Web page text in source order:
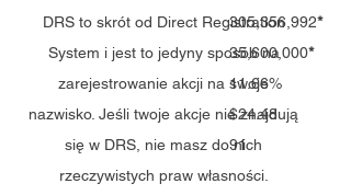
DRS to skrót od Direct Registration
System i jest to jedyny sposób na
zarejestrowanie akcji na swoje
nazwisko. Jeśli twoje akcje nie znajdują
się w DRS, nie masz do nich
rzeczywistych praw własności.
305,356,992*
35,600,000*
11.66%
$24.48
91